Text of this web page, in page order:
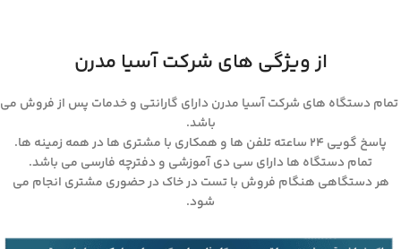
از ویژگی های شرکت آسیا مدرن
تمام دستگاه های شرکت آسیا مدرن دارای گارانتی و خدمات پس از فروش می
باشد.
پاسخ گویی ۲۴ ساعته تلفن ها و همکاری با مشتری ها در همه زمینه ها.
تمام دستگاه ها دارای سی دی آموزشی و دفترچه فارسی می باشد.
هر دستگاهی هنگام فروش با تست در خاک در حضوری مشتری انجام می
شود.